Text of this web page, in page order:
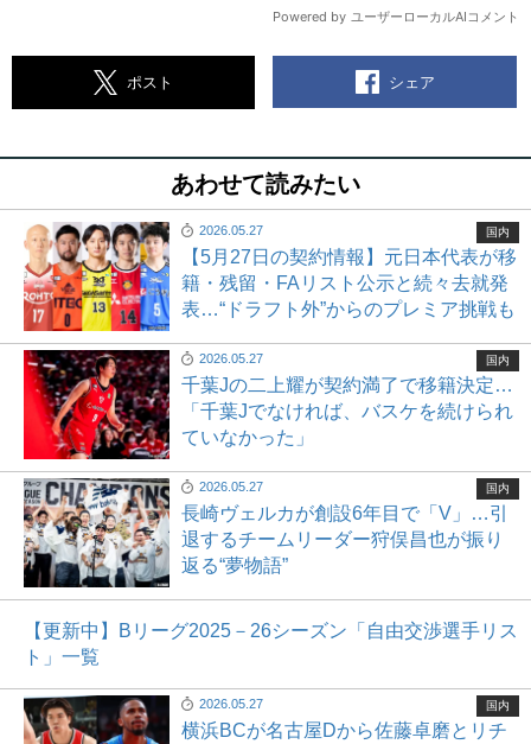
ポスト シェア
あわせて読みたい
2026.05.27
【5月27日の契約情報】元日本代表が移
籍・残留・FAリスト公示と続々去就発
表…“ドラフト外”からのプレミア挑戦も
国内
2026.05.27
千葉Jの二上耀が契約満了で移籍決定…
「千葉Jでなければ、バスケを続けられ
ていなかった」
国内
2026.05.27
長崎ヴェルカが創設6年目で「V」…引
退するチームリーダー狩俣昌也が振り
返る“夢物語”
国内
【更新中】Bリーグ2025－26シーズン「自由交渉選手リス
ト」一覧
2026.05.27
横浜BCが名古屋Dから佐藤卓磨とリチ
国内